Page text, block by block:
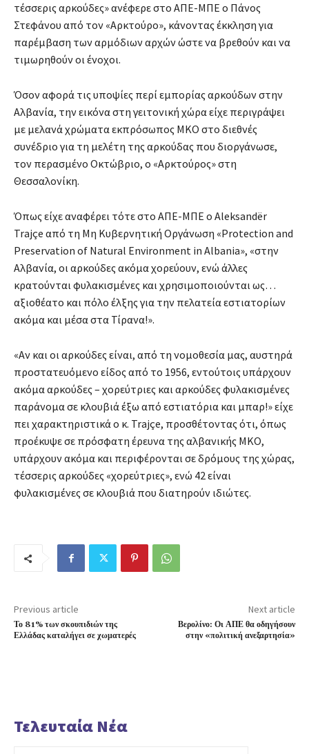
τέσσερις αρκούδες» ανέφερε στο ΑΠΕ-ΜΠΕ ο Πάνος
Στεφάνου από τον «Αρκτούρο», κάνοντας έκκληση για
παρέμβαση των αρμόδιων αρχών ώστε να βρεθούν και να
τιμωρηθούν οι ένοχοι.
Όσον αφορά τις υποψίες περί εμπορίας αρκούδων στην
Αλβανία, την εικόνα στη γειτονική χώρα είχε περιγράψει
με μελανά χρώματα εκπρόσωπος ΜΚΟ στο διεθνές
συνέδριο για τη μελέτη της αρκούδας που διοργάνωσε,
τον περασμένο Οκτώβριο, ο «Αρκτούρος» στη
Θεσσαλονίκη.
Όπως είχε αναφέρει τότε στο ΑΠΕ-ΜΠΕ ο Aleksandër
Trajçe από τη Μη Κυβερνητική Οργάνωση «Protection and
Preservation of Natural Environment in Albania», «στην
Αλβανία, οι αρκούδες ακόμα χορεύουν, ενώ άλλες
κρατούνται φυλακισμένες και χρησιμοποιούνται ως…
αξιοθέατο και πόλο έλξης για την πελατεία εστιατορίων
ακόμα και μέσα στα Τίρανα!».
«Αν και οι αρκούδες είναι, από τη νομοθεσία μας, αυστηρά
προστατευόμενο είδος από το 1956, εντούτοις υπάρχουν
ακόμα αρκούδες – χορεύτριες και αρκούδες φυλακισμένες
παράνομα σε κλουβιά έξω από εστιατόρια και μπαρ!» είχε
πει χαρακτηριστικά ο κ. Trajçe, προσθέτοντας ότι, όπως
προέκυψε σε πρόσφατη έρευνα της αλβανικής ΜΚΟ,
υπάρχουν ακόμα και περιφέρονται σε δρόμους της χώρας,
τέσσερις αρκούδες «χορεύτριες», ενώ 42 είναι
φυλακισμένες σε κλουβιά που διατηρούν ιδιώτες.
Previous article
Το 81% των σκουπιδιών της
Ελλάδας καταλήγει σε χωματερές
Next article
Βερολίνο: Οι ΑΠΕ θα οδηγήσουν
στην «πολιτική ανεξαρτησία»
Τελευταία Νέα